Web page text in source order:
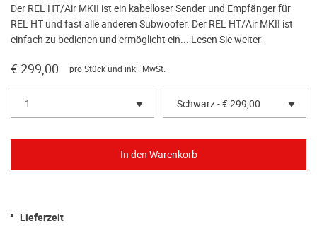
Der REL HT/Air MKII ist ein kabelloser Sender und Empfänger für
REL HT und fast alle anderen Subwoofer. Der REL HT/Air MKII ist
einfach zu bedienen und ermöglicht ein... Lesen Sie weiter
€ 299,00 pro Stück und inkl. MwSt.
1 Schwarz - € 299,00
Lieferzeit